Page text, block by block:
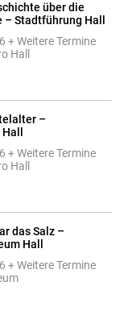
über die
Stadtführung Hall
+ Weitere Termine
Hall
–
+ Weitere Termine
Hall
das Salz –
Hall
+ Weitere Termine